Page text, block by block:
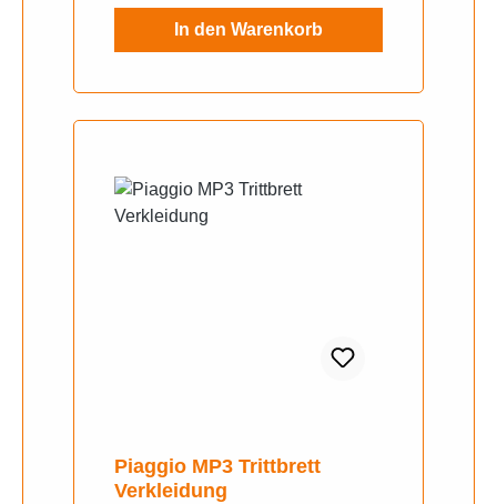
In den Warenkorb
Piaggio MP3 Trittbrett
Verkleidung